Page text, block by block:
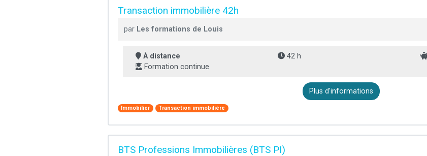
Transaction immobilière 42h
par Les formations de Louis
À distance 42 h
Formation continue
Plus d'informations
Immobilier Transaction immobilière
BTS Professions Immobilières (BTS PI)